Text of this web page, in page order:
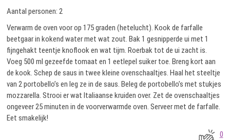
Aantal personen: 2
Verwarm de oven voor op 175 graden (hetelucht). Kook de farfalle
beetgaar in kokend water met wat zout. Bak 1 gesnipperde ui met 1
fijngehakt teentje knoflook en wat tijm. Roerbak tot de ui zacht is.
Voeg 500 ml gezeefde tomaat en 1 eetlepel suiker toe. Breng kort aan
de kook. Schep de saus in twee kleine ovenschaaltjes. Haal het steeltje
van 2 portobello’s en leg ze in de saus. Beleg de portobello’s met stukjes
mozzarella. Strooi er wat Italiaanse kruiden over. Zet de ovenschaaltjes
ongeveer 25 minuten in de voorverwarmde oven. Serveer met de farfalle.
Eet smakelijk!
0